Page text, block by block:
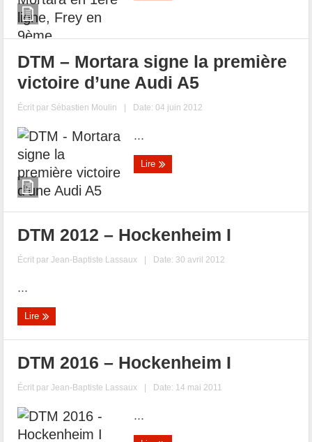
DTM – Mortara signe la première
victoire d’une Audi A5
Écrit par Sébastien Moulin | Date: 04 juin 2012
...
Lire
DTM 2012 – Hockenheim I
Écrit parJean-Baptiste Lassaux | Date: 30 avril 2012
...
Lire
DTM 2016 – Hockenheim I
Écrit parJean-Baptiste Lassaux | Date: 14 mai 2011
...